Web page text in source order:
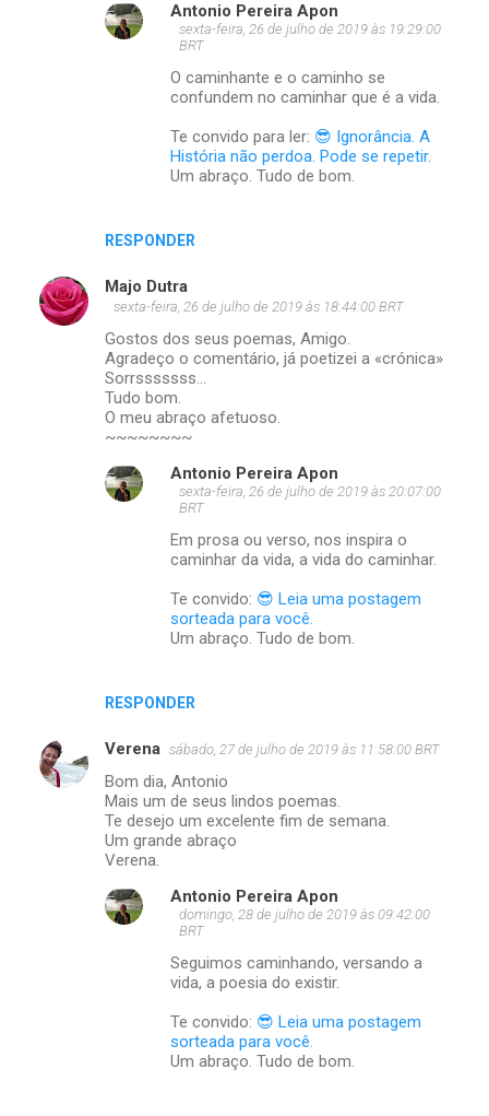
RESPONDER
Antonio Pereira Apon
sexta-feira, 26 de julho de 2019 às 19:29:00
BRT
O caminhante e o caminho se
confundem no caminhar que é a vida.
Te convido para ler: 😎 Ignorância. A
História não perdoa. Pode se repetir.
Um abraço. Tudo de bom.
Majo Dutra
sexta-feira, 26 de julho de 2019 às 18:44:00 BRT
Gostos dos seus poemas, Amigo.
Agradeço o comentário, já poetizei a «crónica»
Sorrsssssss...
Tudo bom.
O meu abraço afetuoso.
~~~~~~~~
RESPONDER
Antonio Pereira Apon
sexta-feira, 26 de julho de 2019 às 20:07:00
BRT
Em prosa ou verso, nos inspira o
caminhar da vida, a vida do caminhar.
Te convido: 😎 Leia uma postagem
sorteada para você.
Um abraço. Tudo de bom.
Verena sábado, 27 de julho de 2019 às 11:58:00 BRT
Bom dia, Antonio
Mais um de seus lindos poemas.
Te desejo um excelente fim de semana.
Um grande abraço
Verena.
Antonio Pereira Apon
domingo, 28 de julho de 2019 às 09:42:00
BRT
Seguimos caminhando, versando a
vida, a poesia do existir.
Te convido: 😎 Leia uma postagem
sorteada para você.
Um abraço. Tudo de bom.